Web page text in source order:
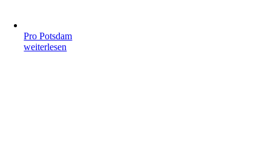
Pro Potsdam
weiterlesen